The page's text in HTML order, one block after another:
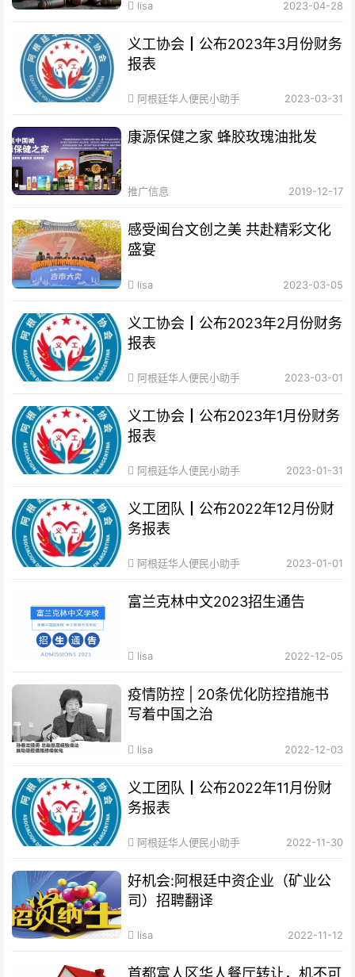
lisa 2023-04-28
义工协会┃公布2023年3月份财务
报表
阿根廷华人便民小助手 2023-03-31
康源保健之家 蜂胶玫瑰油批发
推广信息 2019-12-17
感受闽台文创之美 共赴精彩文化
盛宴
lisa 2023-03-05
义工协会┃公布2023年2月份财务
报表
阿根廷华人便民小助手 2023-03-01
义工协会┃公布2023年1月份财务
报表
阿根廷华人便民小助手 2023-01-31
义工团队┃公布2022年12月份财
务报表
阿根廷华人便民小助手 2023-01-01
富兰克林中文2023招生通告
lisa 2022-12-05
疫情防控 | 20条优化防控措施书
写着中国之治
lisa 2022-12-03
义工团队┃公布2022年11月份财
务报表
阿根廷华人便民小助手 2022-11-30
好机会:阿根廷中资企业（矿业公
司）招聘翻译
lisa 2022-11-12
首都富人区华人餐厅转让，机不可